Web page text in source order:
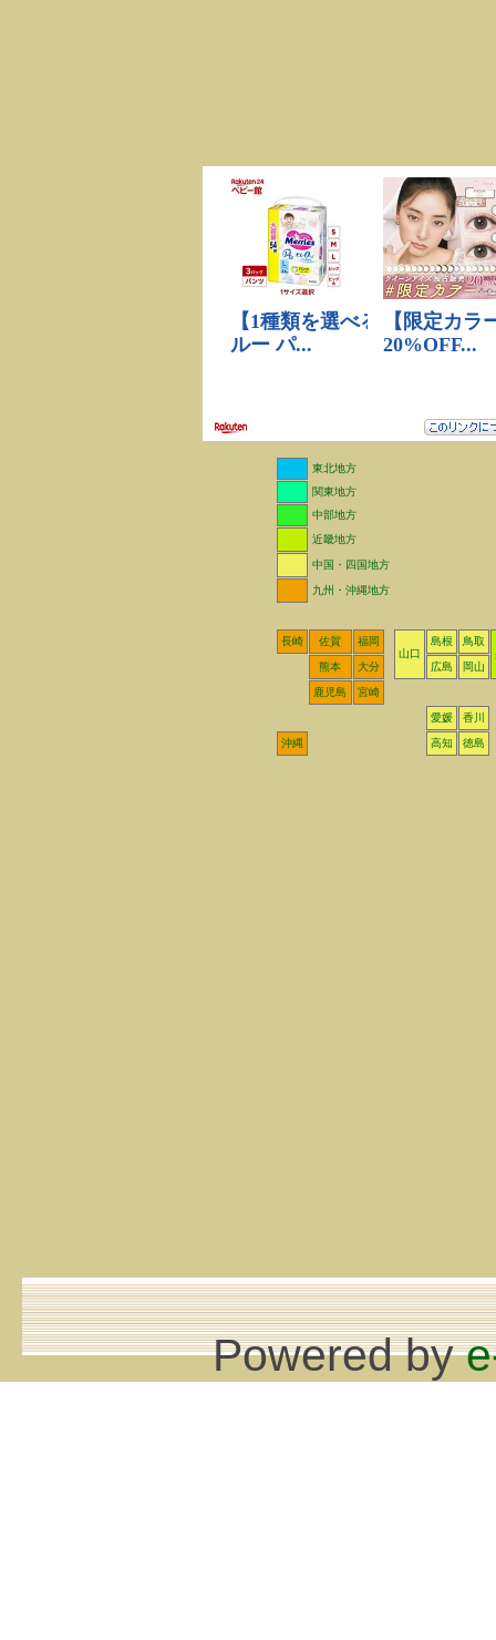
東北地方
関東地方
中部地方
近畿地方
中国・四国地方
九州・沖縄地方
長崎 佐賀
福岡
山口
島根
鳥取
熊本
大分 広島 岡山
鹿児島 宮崎
愛媛 香川
沖縄 高知 徳島
Powered by